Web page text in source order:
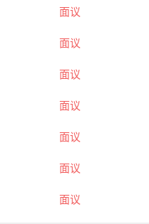
面议
面议
面议
面议
面议
面议
面议